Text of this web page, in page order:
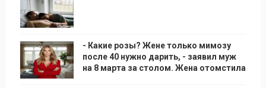
- Какие розы? Жене только мимозу
после 40 нужно дарить, - заявил муж
на 8 марта за столом. Жена отомстила